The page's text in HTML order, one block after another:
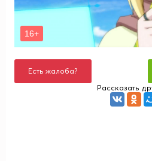
Есть жалоба?
Рассказать